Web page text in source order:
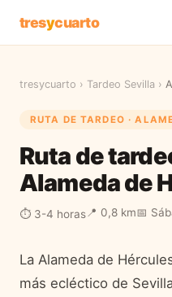
tresycuarto
tresycuarto › Tardeo Sevilla ›
RUTA DE TARDEO ·
Ruta de
Alameda de
⏱ 3-4 horas📍 0,8 km📅
La Alameda de
más ecléctico de